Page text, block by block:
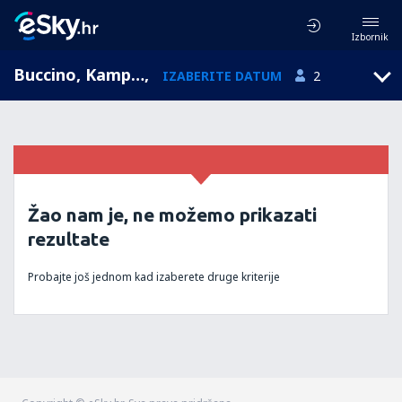
Izbornik
Buccino, Kampanija, Italija, IZABERITE DATUM 2
Žao nam je, ne možemo prikazati
rezultate
Probajte još jednom kad izaberete druge kriterije